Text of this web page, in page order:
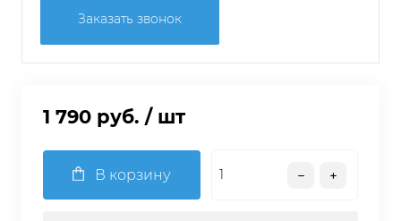
Заказать звонок
1 790 руб. / шт
В корзину